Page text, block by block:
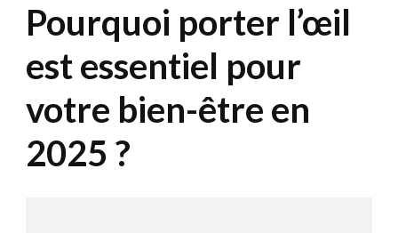
Pourquoi porter l’œil
est essentiel pour
votre bien-être en
2025 ?